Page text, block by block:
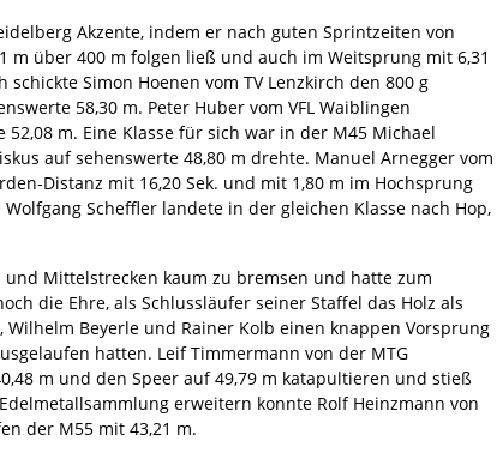
Akzente, indem er nach guten Sprintzeiten von
m über 400 m folgen ließ und auch im Weitsprung mit 6,31
Simon Hoenen vom TV Lenzkirch den 800 g
58,30 m. Peter Huber vom VFL Waiblingen
m. Eine Klasse für sich war in der M45 Michael
auf sehenswerte 48,80 m drehte. Manuel Arnegger vom
Distanz mit 16,20 Sek. und mit 1,80 m im Hochsprung
Scheffler landete in der gleichen Klasse nach Hop,
Mittelstrecken kaum zu bremsen und hatte zum
die Ehre, als Schlussläufer seiner Staffel das Holz als
Beyerle und Rainer Kolb einen knappen Vorsprung
hatten. Leif Timmermann von der MTG
m und den Speer auf 49,79 m katapultieren und stieß
erweitern konnte Rolf Heinzmann von
der M55 mit 43,21 m.